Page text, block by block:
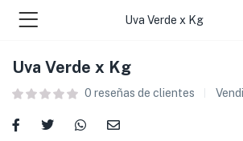
Uva Verde x Kg
Uva Verde x Kg
0 reseñas de clientes